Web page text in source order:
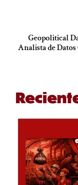
Geopolitical
Analista de